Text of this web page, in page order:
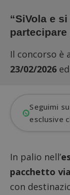
“SiVola e
Il concorso è
23/02/2026
Seguimi
esclusive
In palio nell’
pacchetto
con